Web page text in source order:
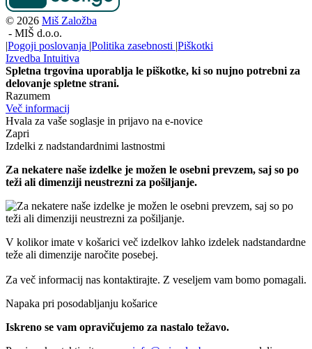
© 2026 Miš Založba
- MIŠ d.o.o.
|Pogoji poslovanja |Politika zasebnosti |Piškotki
Izvedba Intuitiva
Spletna trgovina uporablja le piškotke, ki so nujno potrebni za
delovanje spletne strani.
Razumem
Več informacij
Hvala za vaše soglasje in prijavo na e-novice
Zapri
Izdelki z nadstandardnimi lastnostmi
Za nekatere naše izdelke je možen le osebni prevzem, saj so po
teži ali dimenziji neustrezni za pošiljanje.
V kolikor imate v košarici več izdelkov lahko izdelek nadstandardne
teže ali dimenzije naročite posebej.
Za več informacij nas kontaktirajte. Z veseljem vam bomo pomagali.
Napaka pri posodabljanju košarice
Iskreno se vam opravičujemo za nastalo težavo.